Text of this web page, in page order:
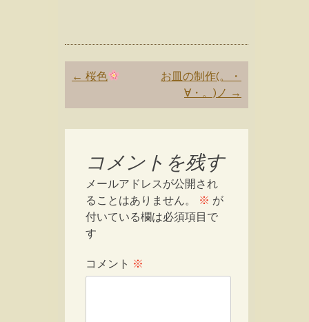
Post
← 桜色
お皿の制作(。・
∀・。)ノ →
コメントを残す
メールアドレスが公開され
ることはありません。
※ が
付いている欄は必須項目で
す
コメント ※